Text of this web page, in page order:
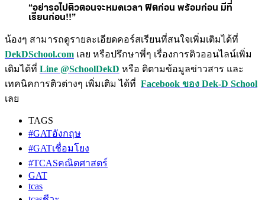
“อย่ารอไปติวตอนจะหมดเวลา ฟิตก่อน พร้อมก่อน มีที่
เรียนก่อน!!”
น้องๆ สามารถดูรายละเอียดคอร์สเรียนที่สนใจเพิ่มเติมได้ที่
DekDSchool.com เลย หรือปรึกษาพี่ๆ เรื่องการติวออนไลน์เพิ่ม
เติมได้ที่ Line @SchoolDekD หรือ ติตามข้อมูลข่าวสาร และ
เทคนิคการติวต่างๆ เพิ่มเติม ได้ที่ Facebook ของ Dek-D School
เลย
TAGS
#GATอังกฤษ
#GATเชื่อมโยง
#TCASคณิตศาสตร์
GAT
tcas